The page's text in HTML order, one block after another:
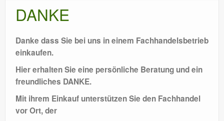
TRENDS
AKTIVITÄTEN
DANKE
DANKE
Danke dass Sie bei uns in einem Fachhandelsbetrieb
einkaufen.
Hier erhalten Sie eine persönliche Beratung und ein
freundliches DANKE.
Mit ihrem Einkauf unterstützen Sie den Fachhandel
vor Ort, der